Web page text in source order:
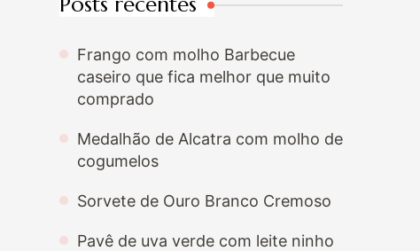
Frango com molho Barbecue
caseiro que fica melhor que muito
comprado
Medalhão de Alcatra com molho de
cogumelos
Sorvete de Ouro Branco Cremoso
Pavê de uva verde com leite ninho